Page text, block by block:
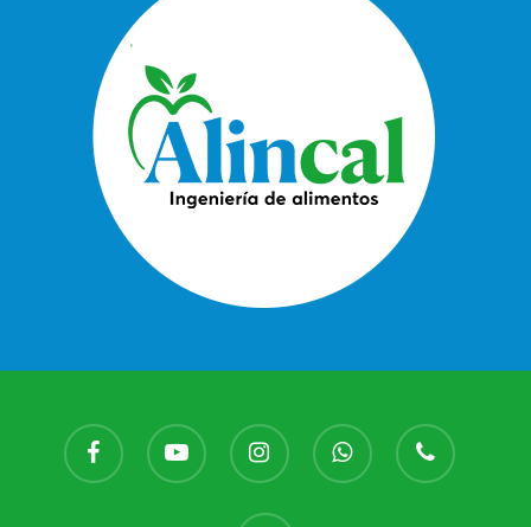
Módulo 3 – Otros
facebook youtube instagram whatsapp phone